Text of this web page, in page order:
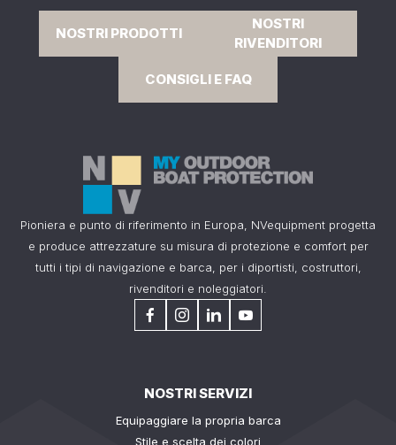
NOSTRI PRODOTTI
NOSTRI
RIVENDITORI
CONSIGLI E FAQ
Pioniera e punto di riferimento in Europa, NVequipment progetta
e produce attrezzature su misura di protezione e comfort per
tutti i tipi di navigazione e barca, per i diportisti, costruttori,
rivenditori e noleggiatori.
NOSTRI SERVIZI
Equipaggiare la propria barca
Stile e scelta dei colori